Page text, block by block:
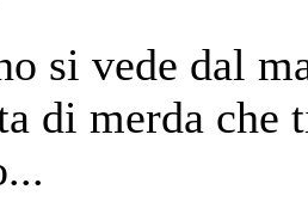
si vede dal
di merda che